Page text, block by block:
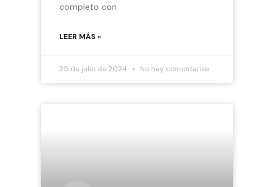
completo con
LEER MÁS »
25 de julio de 2024 No hay comentarios